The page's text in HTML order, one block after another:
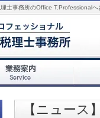
士事務所のOffice T.Professionalへ
【ニュー